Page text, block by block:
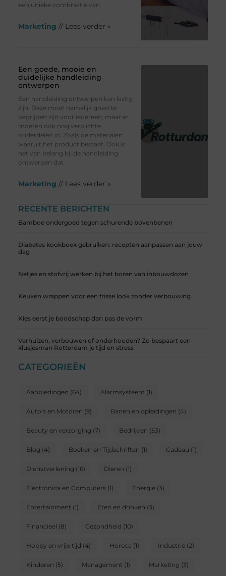
RECENTE BERICHTEN
Bamboe ondergoed tegen schurende bovenbenen
Diabetes kookboek gebruiken: recepten aanpassen aan jouw
dag
Netjes en stofvrij werken bij het boren van inbouwdozen
Keuken wrappen voor een frisse look zonder verbouwing
Kies eerst je boodschap dan pas de vorm
Verhuizen, verbouwen of onderhouden? Zo bespaart een
klusjesman Rotterdam je tijd en stress
CATEGORIEËN
Aanbiedingen (64) Alarmsysteem (1)
Auto’s en Motoren (9) Banen en opleidingen (4)
Beauty en verzorging (7) Bedrijven (53)
Blog (4) Boeken en Tijdschriften (1) Cadeau (1)
Dienstverlening (16) Dieren (1)
Electronica en Computers(1) Energie(3)
Entertainment (1) Eten en drinken (3)
Financieel (8) Gezondheid (10)
Hobby en vrije tijd (4) Horeca (1) Industrie(2)
Kinderen (5) Management (1) Marketing (3)
een unieke combinatie van
Marketing // Lees verder »
Een goede, mooie en
duidelijke handleiding
ontwerpen
Een handleiding ontwerpen kan lastig
zijn. Deze moet namelijk goed te
begrijpen zijn voor iedereen, maar er
moeten ook nog verplichte
onderdelen in. Zoals de materialen
waaruit het product bestaat. Ook is
het van belang bij de handleiding
ontwerpen dat
Marketing // Lees verder »